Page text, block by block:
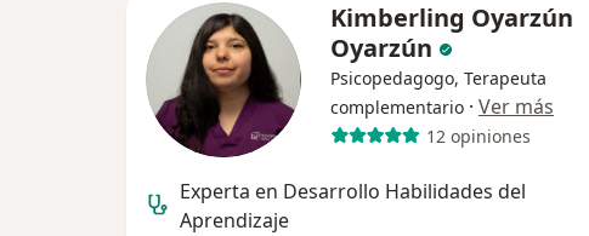
Kimberling Oyarzún
Oyarzún
Psicopedagogo, Terapeuta
complementario · Ver más
12 opiniones
Experta en Desarrollo Habilidades del
Aprendizaje